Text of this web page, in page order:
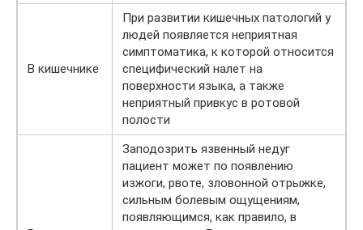
В кишечнике
При развитии кишечных патологий у
людей появляется неприятная
симптоматика, к которой относится
специфический налет на
поверхности языка, а также
неприятный привкус в ротовой
полости
Заподозрить язвенный недуг
пациент может по появлению
изжоги, рвоте, зловонной отрыжке,
сильным болевым ощущениям,
появляющимся, как правило, в